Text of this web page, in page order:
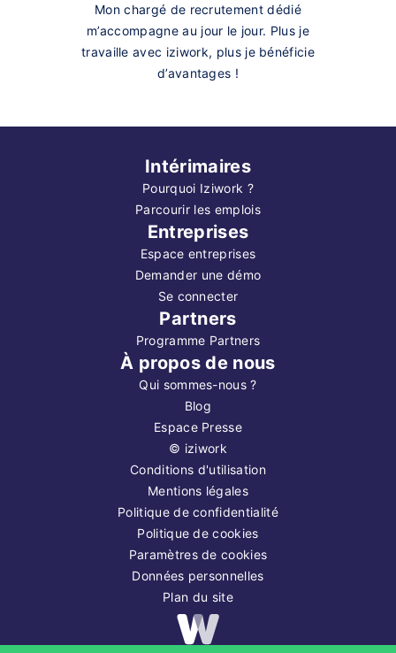
Mon chargé de recrutement dédié
m’accompagne au jour le jour. Plus je
travaille avec iziwork, plus je bénéficie
d’avantages !
Intérimaires
Pourquoi Iziwork ?
Parcourir les emplois
Entreprises
Espace entreprises
Demander une démo
Se connecter
Partners
Programme Partners
À propos de nous
Qui sommes-nous ?
Blog
Espace Presse
© iziwork
Conditions d'utilisation
Mentions légales
Politique de confidentialité
Politique de cookies
Paramètres de cookies
Données personnelles
Plan du site